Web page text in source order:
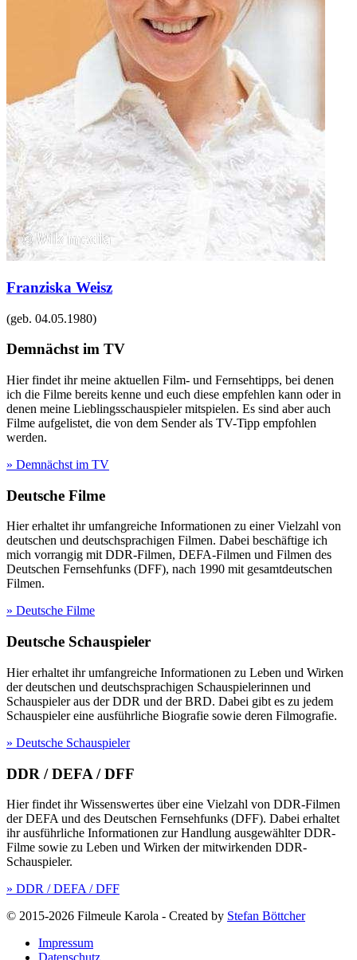
Franziska Weisz
(geb. 04.05.1980)
Demnächst im TV
Hier findet ihr meine aktuellen Film- und Fernsehtipps, bei denen
ich die Filme bereits kenne und euch diese empfehlen kann oder in
denen meine Lieblingsschauspieler mitspielen. Es sind aber auch
Filme aufgelistet, die von dem Sender als TV-Tipp empfohlen
werden.
» Demnächst im TV
Deutsche Filme
Hier erhaltet ihr umfangreiche Informationen zu einer Vielzahl von
deutschen und deutschsprachigen Filmen. Dabei beschäftige ich
mich vorrangig mit DDR-Filmen, DEFA-Filmen und Filmen des
Deutschen Fernsehfunks (DFF), nach 1990 mit gesamtdeutschen
Filmen.
» Deutsche Filme
Deutsche Schauspieler
Hier erhaltet ihr umfangreiche Informationen zu Leben und Wirken
der deutschen und deutschsprachigen Schauspielerinnen und
Schauspieler aus der DDR und der BRD. Dabei gibt es zu jedem
Schauspieler eine ausführliche Biografie sowie deren Filmografie.
» Deutsche Schauspieler
DDR / DEFA / DFF
Hier findet ihr Wissenswertes über eine Vielzahl von DDR-Filmen
der DEFA und des Deutschen Fernsehfunks (DFF). Dabei erhaltet
ihr ausführliche Informationen zur Handlung ausgewählter DDR-
Filme sowie zu Leben und Wirken der mitwirkenden DDR-
Schauspieler.
» DDR / DEFA / DFF
© 2015-2026 Filmeule Karola - Created by Stefan Böttcher
Impressum